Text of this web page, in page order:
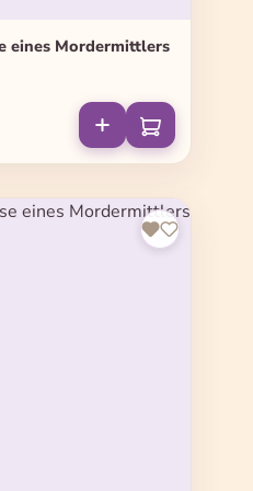
eines Mordermittlers